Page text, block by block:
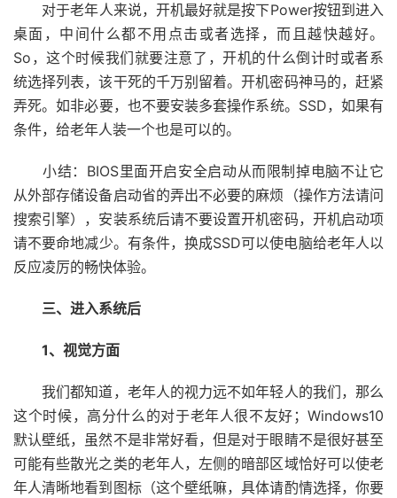
对于老年人来说，开机最好就是按下Power按钮到进入
桌面，中间什么都不用点击或者选择，而且越快越好。
So，这个时候我们就要注意了，开机的什么倒计时或者系
统选择列表，该干死的千万别留着。开机密码神马的，赶紧
弄死。如非必要，也不要安装多套操作系统。SSD，如果有
条件，给老年人装一个也是可以的。
小结：BIOS里面开启安全启动从而限制掉电脑不让它
从外部存储设备启动省的弄出不必要的麻烦（操作方法请问
搜索引擎），安装系统后请不要设置开机密码，开机启动项
请不要命地减少。有条件，换成SSD可以使电脑给老年人以
反应凌厉的畅快体验。
三、进入系统后
1、视觉方面
我们都知道，老年人的视力远不如年轻人的我们，那么
这个时候，高分什么的对于老年人很不友好；Windows10
默认壁纸，虽然不是非常好看，但是对于眼睛不是很好甚至
可能有些散光之类的老年人，左侧的暗部区域恰好可以使老
年人清晰地看到图标（这个壁纸嘛，具体请酌情选择，你要